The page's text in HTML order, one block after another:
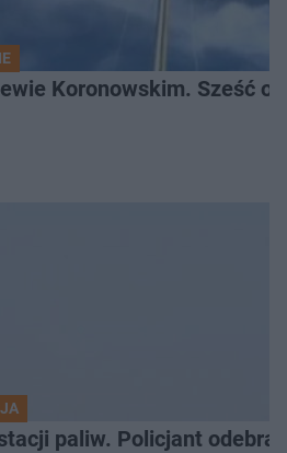
Koronowskim. Sześć
paliw. Policjant